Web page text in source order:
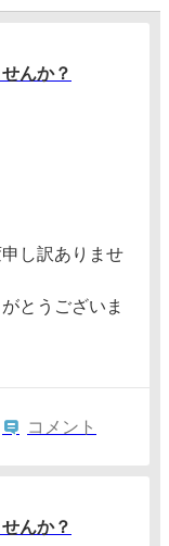
んか？
し訳ありませ
とうございま
コメント
んか？